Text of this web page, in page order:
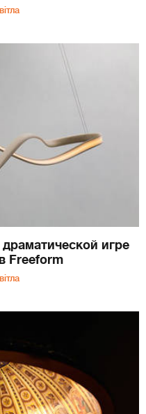
игре
Freeform